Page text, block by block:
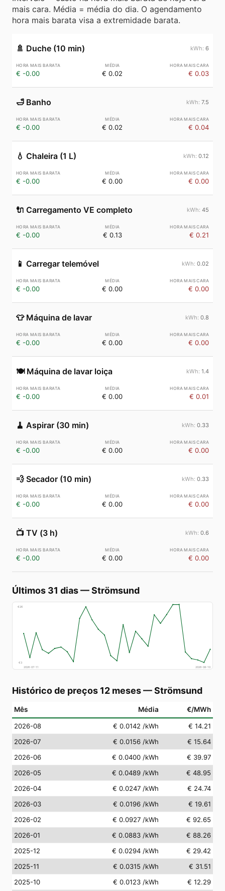
mais cara. Média = média do dia. O agendamento
hora mais barata visa a extremidade barata.
🚿 Duche (10 min) 6
€ -0.00 € 0.02 € 0.03
🛁 Banho 7.5
€ -0.00 € 0.02 € 0.04
💧 Chaleira (1 L) 0.12
€ -0.00 € 0.00 € 0.00
🔌 Carregamento VE completo 45
€ -0.00 € 0.13 € 0.21
📱 Carregar telemóvel 0.02
€ -0.00 € 0.00 € 0.00
👕 Máquina de lavar 0.8
€ -0.00 € 0.00 € 0.00
🍽️ Máquina de lavar loiça 1.4
€ -0.00 € 0.00 € 0.01
🧹 Aspirar (30 min) 0.33
€ -0.00 € 0.00 € 0.00
💨 Secador (10 min) 0.33
€ -0.00 € 0.00 € 0.00
📺 TV (3 h) 0.6
€ -0.00 € 0.00 € 0.00
Últimos 31 dias—Strömsund
€26
€3
2026-07-11
2026-08-10
Histórico de preços 12 meses—Strömsund
Mês Média €/MWh
2026-08 € 0.0142 /kWh
€ 14.21
2026-07
€ 0.0156 /kWh
€ 15.64
2026-06
€ 0.0400 /kWh
€ 39.97
2026-05
€ 0.0489 /kWh
€ 48.95
2026-04
€ 0.0247 /kWh
€ 24.74
2026-03
€ 0.0196 /kWh
€ 19.61
2026-02
€ 0.0927 /kWh
€ 92.65
2026-01
€ 0.0883 /kWh
€ 88.26
2025-12
€ 0.0294 /kWh
€ 29.42
2025-11
€ 0.0315 /kWh
€ 31.51
2025-10
€ 0.0123 /kWh
€ 12.29